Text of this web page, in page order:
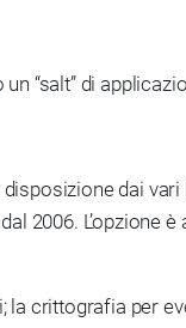
“salt” di
dai vari
2006. L’opzione
crittografia per